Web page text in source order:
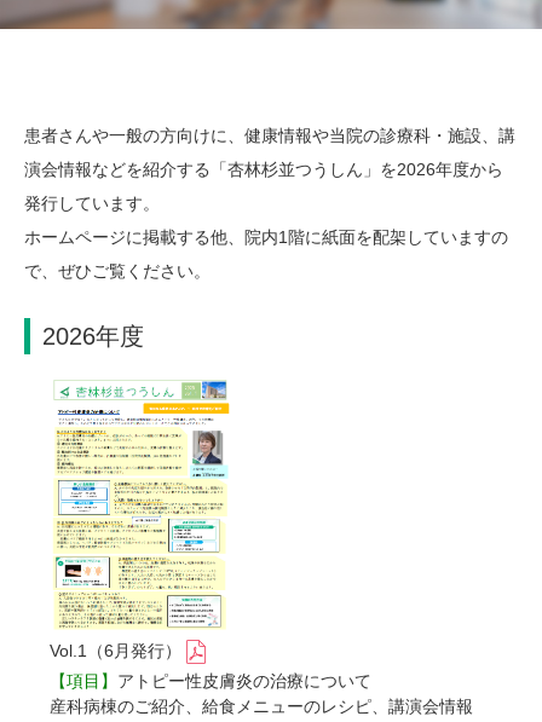
患者さんや一般の方向けに、健康情報や当院の診療科・施設、講
演会情報などを紹介する「杏林杉並つうしん」を2026年度から
発行しています。
ホームページに掲載する他、院内1階に紙面を配架していますの
で、ぜひご覧ください。
2026年度
Vol.1（6月発行）
【項目】 アトピー性皮膚炎の治療について
産科病棟のご紹介、給食メニューのレシピ、講演会情報